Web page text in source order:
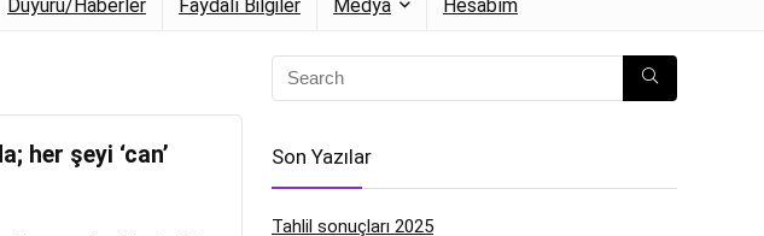
Duyuru/Haberler Faydalı Bilgiler Medya Hesabım
her şeyi ‘can’
Son Yazılar
Tahlil sonuçları 2025